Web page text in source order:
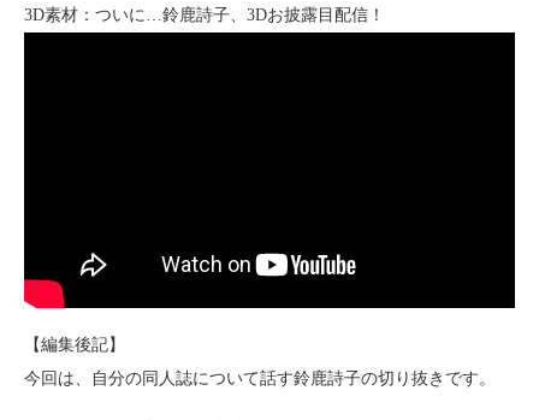
3D素材：ついに…鈴鹿詩子、3Dお披露目配信！
【編集後記】
今回は、自分の同人誌について話す鈴鹿詩子の切り抜きです。